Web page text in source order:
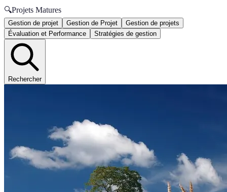
🔍Projets Matures
Gestion de projet Gestion de Projet
Gestion de projets
Évaluation et Performance
Stratégies de gestion
Rechercher